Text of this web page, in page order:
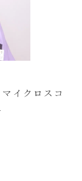
イクロスコ